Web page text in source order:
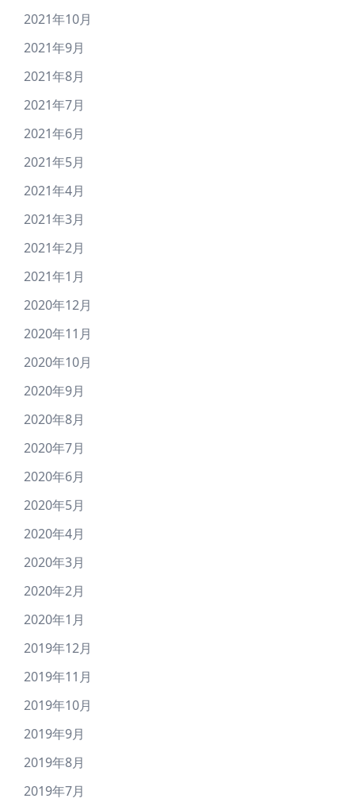
2021年10月
2021年9月
2021年8月
2021年7月
2021年6月
2021年5月
2021年4月
2021年3月
2021年2月
2021年1月
2020年12月
2020年11月
2020年10月
2020年9月
2020年8月
2020年7月
2020年6月
2020年5月
2020年4月
2020年3月
2020年2月
2020年1月
2019年12月
2019年11月
2019年10月
2019年9月
2019年8月
2019年7月